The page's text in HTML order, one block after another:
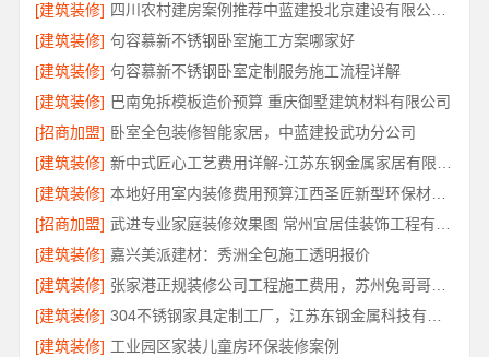
[建筑装修]
四川农村建房案例推荐中蓝建投北京建设有限公司四川
[建筑装修] 句容慕新不锈钢卧室施工方案哪家好
[建筑装修] 句容慕新不锈钢卧室定制服务施工流程详解
[建筑装修] 巴南免拆模板造价预算 重庆御墅建筑材料有限公司
[招商加盟] 卧室全包装修智能家居，中蓝建投武功分公司
[建筑装修]
[建筑装修]
本地好用室内装修费用预算江西圣匠新型环保材料有限公司
[招商加盟]
[建筑装修] 嘉兴美派建材：秀洲全包施工透明报价
[建筑装修]
张家港正规装修公司工程施工费用，苏州兔哥哥智装新材料有限公司全包透明报价
[建筑装修]
[建筑装修] 工业园区家装儿童房环保装修案例